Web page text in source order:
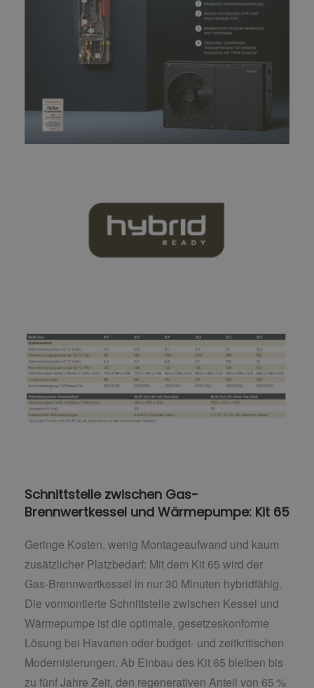
Schnittstelle zwischen Gas-
Brennwertkessel und Wärmepumpe: Kit 65
Geringe Kosten, wenig Montageaufwand und kaum
zusätzlicher Platzbedarf: Mit dem Kit 65 wird der
Gas-Brennwertkessel in nur 30 Minuten hybridfähig.
Die vormontierte Schnittstelle zwischen Kessel und
Wärmepumpe ist die optimale, gesetzeskonforme
Lösung bei Havarien oder budget- und zeitkritischen
Modernisierungen. Ab Einbau des Kit 65 bleiben bis
zu fünf Jahre Zeit, den regenerativen Anteil von 65 %